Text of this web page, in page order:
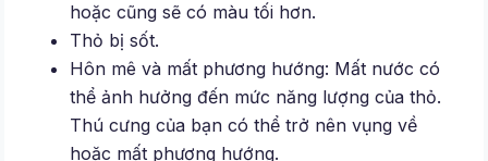
hoặc cũng sẽ có màu tối hơn.
Thỏ bị sốt.
Hôn mê và mất phương hướng: Mất nước có
thể ảnh hưởng đến mức năng lượng của thỏ.
Thú cưng của bạn có thể trở nên vụng về
hoặc mất phương hướng.